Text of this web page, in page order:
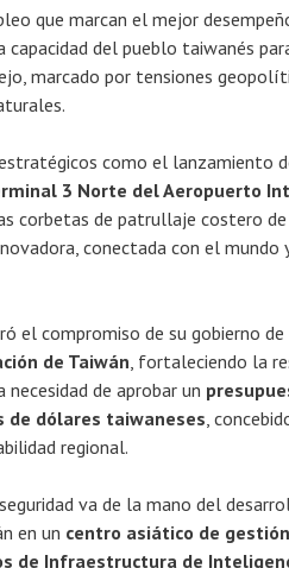
que marcan el mejor
del pueblo taiwanés
marcado por tensiones
como el lanzamiento
3 Norte del Aeropuerto
corbetas de patrullaje costero
conectada con el mundo
el compromiso de su gobierno de
de Taiwán, fortaleciendo la
de aprobar un
de dólares taiwaneses,
regional.
va de la mano del
en un centro asiático de
de Infraestructura de